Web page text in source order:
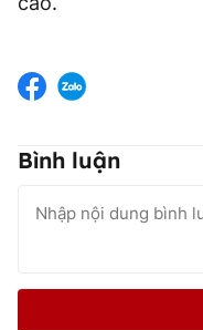
Bình luận